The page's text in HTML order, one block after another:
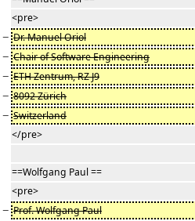
<pre>
− Dr. Manuel Oriol
− Chair of Software Engineering
− ETH Zentrum, RZ J9
− 8092 Zürich
− Switzerland
</pre>
==Wolfgang Paul ==
<pre>
− Prof. Wolfgang Paul